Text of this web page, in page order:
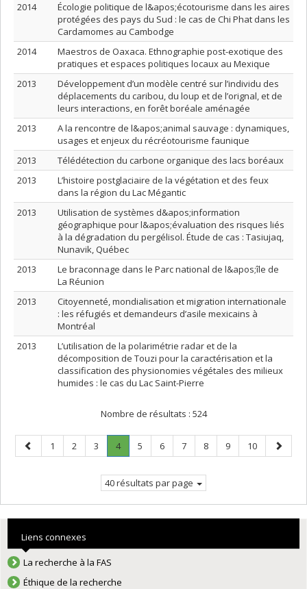
2014
Écologie politique de l&apos;écotourisme dans les aires
protégées des pays du Sud : le cas de Chi Phat dans les
Cardamomes au Cambodge
2014
Maestros de Oaxaca. Ethnographie post-exotique des
pratiques et espaces politiques locaux au Mexique
2013
Développement d’un modèle centré sur l’individu des
déplacements du caribou, du loup et de l’orignal, et de
leurs interactions, en forêt boréale aménagée
2013
A la rencontre de l&apos;animal sauvage : dynamiques,
usages et enjeux du récréotourisme faunique
2013
Télédétection du carbone organique des lacs boréaux
2013
L’histoire postglaciaire de la végétation et des feux
dans la région du Lac Mégantic
2013
Utilisation de systèmes d&apos;information
géographique pour l&apos;évaluation des risques liés
à la dégradation du pergélisol. Étude de cas : Tasiujaq,
Nunavik, Québec
2013
Le braconnage dans le Parc national de l&apos;île de
La Réunion
2013
Citoyenneté, mondialisation et migration internationale
: les réfugiés et demandeurs d’asile mexicains à
Montréal
2013
L’utilisation de la polarimétrie radar et de la
décomposition de Touzi pour la caractérisation et la
classification des physionomies végétales des milieux
humides : le cas du Lac Saint-Pierre
Nombre de résultats : 524
Page
précédente
Page
1 Page
2 Page
3 Page
4.
Page
Page
5 Page
6 Page
7 Page
8 Page
9 Page
10
Page
40 résultats par page
Liens connexes
La recherche à la FAS
Éthique de la recherche